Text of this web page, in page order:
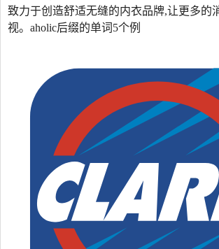
致力于创造舒适无缝的内衣品牌,让更多的
视。aholic后缀的单词5个例